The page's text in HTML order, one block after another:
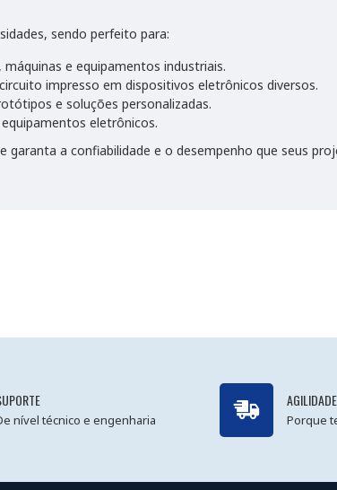
sendo perfeito para:
e equipamentos industriais.
impresso em dispositivos eletrônicos diversos.
e soluções personalizadas.
eletrônicos.
e garanta a confiabilidade e o desempenho que seus
nível técnico e engenharia Porque